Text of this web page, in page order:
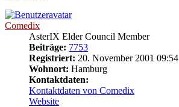
Comedix
AsterIX Elder Council Member
Beiträge: 7753
Registriert: 20. November 2001 09:54
Wohnort: Hamburg
Kontaktdaten:
Kontaktdaten von Comedix
Website